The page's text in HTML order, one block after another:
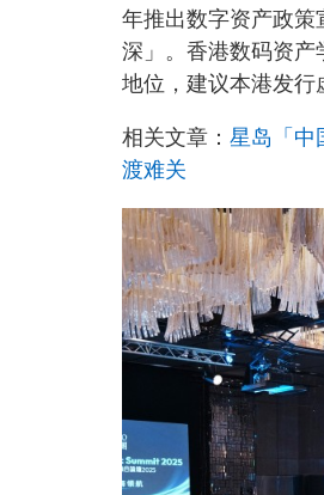
年推出数字资产政策
深」。香港数码资
地位，建议本港发行
相关文章： 星岛「中
渡难关